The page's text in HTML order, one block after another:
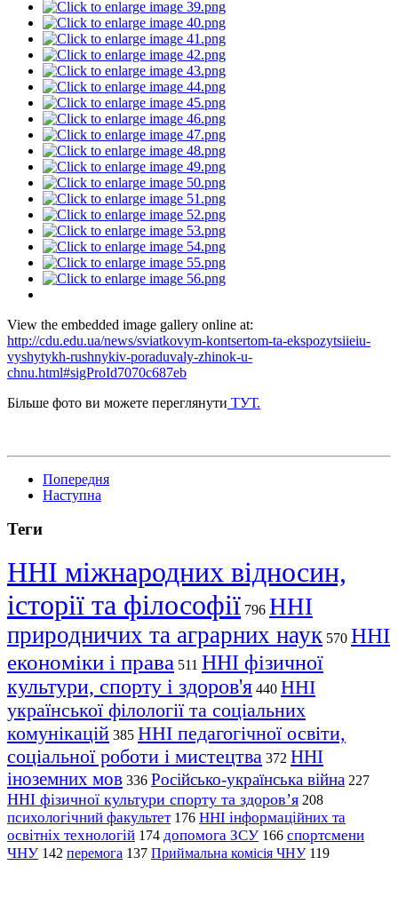
View the embedded image gallery online at:
http://cdu.edu.ua/news/sviatkovym-kontsertom-ta-ekspozytsiieiu-
vyshytykh-rushnykiv-poraduvaly-zhinok-u-
chnu.html#sigProId7070c687eb
Більше фото ви можете переглянути ТУТ.
Попередня
Наступна
Теги
ННІ міжнародних відносин,
історії та філософії 796 ННІ
природничих та аграрних наук 570 ННІ
економіки і права 511 ННІ фізичної
культури, спорту і здоров'я 440 ННІ
української філології та соціальних
комунікацій 385 ННІ педагогічної освіти,
соціальної роботи і мистецтва 372 ННІ
іноземних мов 336 Російсько-українська війна 227
ННІ фізичної культури спорту та здоров’я 208
психологічний факультет 176 ННІ інформаційних та
освітніх технологій 174 допомога ЗСУ 166 спортсмени
ЧНУ 142 перемога 137 Приймальна комісія ЧНУ 119